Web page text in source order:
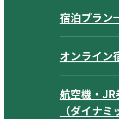
宿泊プラン
オンライン
航空機・
（ダイナミ